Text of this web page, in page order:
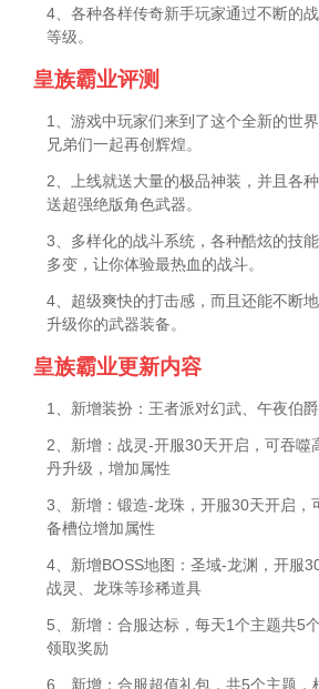
4、各种各样传奇新手玩家通过不断的
等级。
皇族霸业评测
1、游戏中玩家们来到了这个全新的世
兄弟们一起再创辉煌。
2、上线就送大量的极品神装，并且各
送超强绝版角色武器。
3、多样化的战斗系统，各种酷炫的技
多变，让你体验最热血的战斗。
4、超级爽快的打击感，而且还能不断
升级你的武器装备。
皇族霸业更新内容
1、新增装扮：王者派对幻武、午夜伯爵
2、新增：战灵-开服30天开启，可吞噬
丹升级，增加属性
3、新增：锻造-龙珠，开服30天开启，
备槽位增加属性
4、新增BOSS地图：圣域-龙渊，开服
战灵、龙珠等珍稀道具
5、新增：合服达标，每天1个主题共5
领取奖励
6、新增：合服超值礼包，共5个主题，